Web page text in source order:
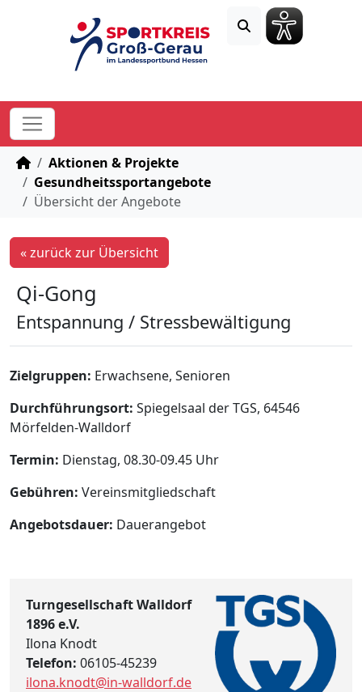
STARTSEITE
Aktionen & Projekte
Gesundheitssportangebote
Übersicht der Angebote
« zurück zur Übersicht
Qi-Gong
Entspannung / Stressbewältigung
Zielgruppen: Erwachsene, Senioren
Durchführungsort: Spiegelsaal der TGS, 64546
Mörfelden-Walldorf
Termin: Dienstag, 08.30-09.45 Uhr
Gebühren: Vereinsmitgliedschaft
Angebotsdauer: Dauerangebot
Turngesellschaft Walldorf
1896 e.V.
Ilona Knodt
Telefon: 06105-45239
ilona.knodt@in-walldorf.de